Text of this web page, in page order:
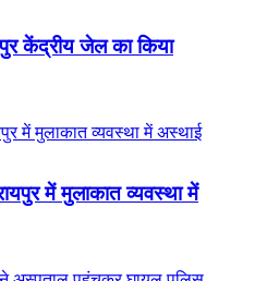
केंद्रीय जेल का किया
में मुलाकात व्यवस्था में